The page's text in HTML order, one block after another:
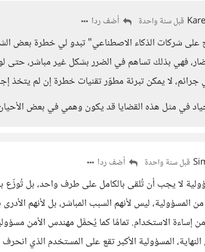
قبل سنة واحدة أضف ردا
شركات الذكاء الاصطناعي" تبدو لي خطرة بعض
فهي بذلك تساهم في الضرر بشكل غير مباشر، حتى
لا يمكن تبرئة مطوّر تقنيات خطرة إن لم يتخذ
في مثل هذه القضايا قد يكون وهمي في بعض
قبل سنة واحدة أضف ردا
لا يجب أن تُلقى بالكامل على طرف واحد، بل تُوزّع
المسؤولية، ليس لأنهم السبب المباشر، بل لأنهم الأدرى
من إساءة الاستخدام. تمامًا كما يُحمَّل مهندس الأمن
المسؤولية الأكبر تقع على المستخدم الذي